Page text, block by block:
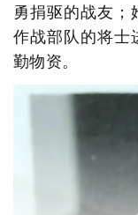
勇捐驱的战友；
作战部队的将士
勤物资。